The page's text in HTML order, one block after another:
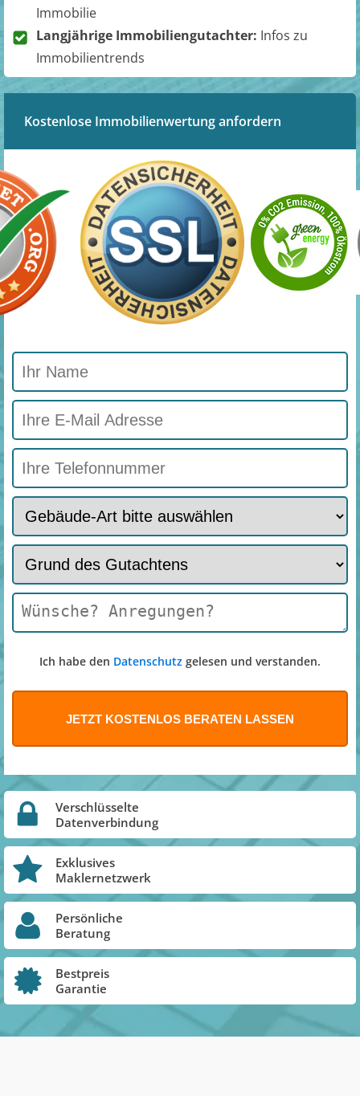
Immobilie
Langjährige Immobiliengutachter: Infos zu
Immobilientrends
Kostenlose Immobilienwertung anfordern
Ich habe den Datenschutz gelesen und verstanden.
Verschlüsselte
Datenverbindung
Exklusives
Maklernetzwerk
Persönliche
Beratung
Bestpreis
Garantie